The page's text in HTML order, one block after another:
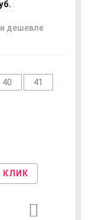
дешевле
40 41
КЛИК